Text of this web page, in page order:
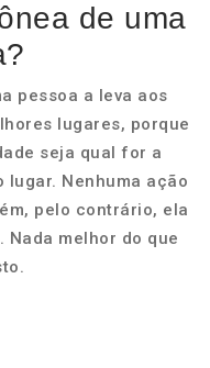
de uma
pessoa a leva aos
lugares, porque
seja qual for a
Nenhuma ação
pelo contrário, ela
Nada melhor do que